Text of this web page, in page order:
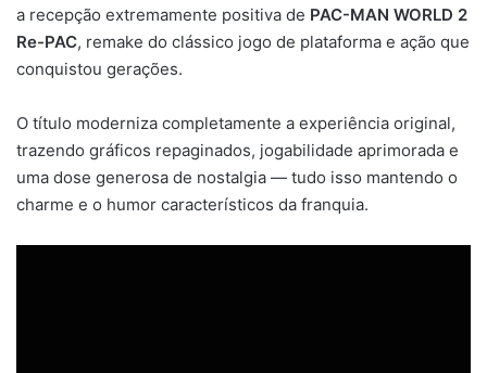
a recepção extremamente positiva de PAC-MAN WORLD 2
Re-PAC, remake do clássico jogo de plataforma e ação que
conquistou gerações.
O título moderniza completamente a experiência original,
trazendo gráficos repaginados, jogabilidade aprimorada e
uma dose generosa de nostalgia — tudo isso mantendo o
charme e o humor característicos da franquia.